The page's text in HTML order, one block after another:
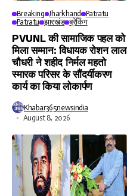
Breaking Jharkhand
Patratu
Patratu झारखंड ब्रेकिंग
PVUNL की सामाजिक पहल को
मिला सम्मान: विधायक रोशन लाल
चौधरी ने शहीद निर्मल महतो
स्मारक परिसर के सौंदर्यीकरण
कार्य का किया लोकार्पण
Khabar365newsindia
August 8, 2026